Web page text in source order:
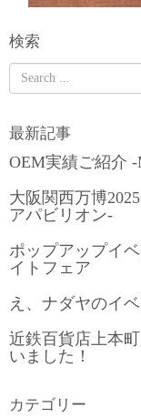
検索
最新記事
OEM実績ご紹介 -
大阪関西万博
アパビリオン-
ポップアップイ
イトフェア
え、ナダヤのイ
近鉄百貨店上本
いました！
カテゴリー